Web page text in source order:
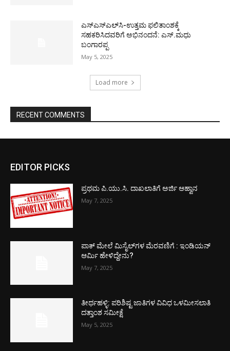
ಎಸ್‌ಎಸ್‌ಎಲ್‌ಸಿ-ಉತ್ತಮ ಫಲಿತಾಂಶಕ್ಕೆ
ಸಹಕರಿಸಿದವರಿಗೆ ಅಭಿನಂದನೆ: ಎಸ್.ಮಧು
ಬಂಗಾರಪ್ಪ
May 5, 2025
Load more
RECENT COMMENTS
EDITOR PICKS
ಪ್ರಥಮ ಪಿ.ಯು.ಸಿ. ದಾಖಲಾತಿಗೆ ಅರ್ಜಿ ಆಹ್ವಾನ
May 7, 2025
ಪಾಕ್​ ಮೇಲೆ ಮಿಸೈಲ್​ಗಳ ಮೆರವಣಿಗೆ : ಇಂಡಿಯನ್
ಆರ್ಮಿ ಹೇಳಿದ್ದೇನು?
May 7, 2025
ತೀರ್ಥಹಳ್ಳಿ: ಪರಿಶಿಷ್ಟ ಜಾತಿಗಳ ವಿವಿಧ ಒಳಮೀಸಲಾತಿ
ದತ್ತಾಂಶ ಸಮೀಕ್ಷೆ
May 5, 2025